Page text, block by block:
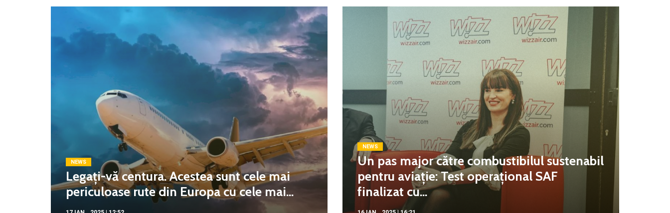
NEWS
Legați-vă centura. Acestea sunt cele mai
periculoase rute din Europa cu cele mai...
NEWS
Un pas major către combustibilul sustenabil
pentru aviație: Test operațional SAF
finalizat cu...